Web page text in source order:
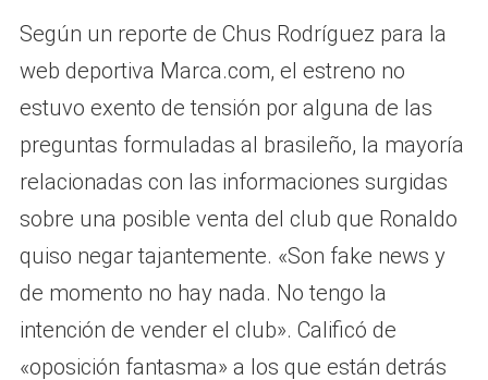
Según un reporte de Chus Rodríguez para la
web deportiva Marca.com, el estreno no
estuvo exento de tensión por alguna de las
preguntas formuladas al brasileño, la mayoría
relacionadas con las informaciones surgidas
sobre una posible venta del club que Ronaldo
quiso negar tajantemente. «Son fake news y
de momento no hay nada. No tengo la
intención de vender el club». Calificó de
«oposición fantasma» a los que están detrás